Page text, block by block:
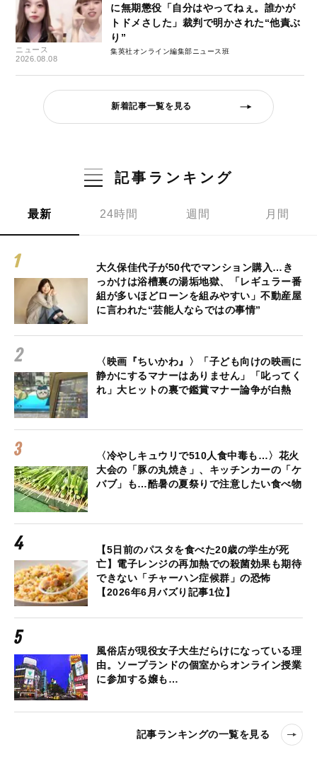
ニュース
2026.08.08
に無期懲役「自分はやってねぇ。誰かが
トドメさした」裁判で明かされた“他責ぶ
り”
集英社オンライン編集部ニュース班
新着記事一覧を見る
記事ランキング
最新 24時間 週間 月間
大久保佳代子が50代でマンション購入…き
っかけは浴槽裏の湯垢地獄、「レギュラー番
組が多いほどローンを組みやすい」不動産屋
に言われた“芸能人ならではの事情”
〈映画『ちいかわ』〉「子ども向けの映画に
静かにするマナーはありません」「叱ってく
れ」大ヒットの裏で鑑賞マナー論争が白熱
〈冷やしキュウリで510人食中毒も…〉花火
大会の「豚の丸焼き」、キッチンカーの「ケ
バブ」も…酷暑の夏祭りで注意したい食べ物
【5日前のパスタを食べた20歳の学生が死
亡】電子レンジの再加熱での殺菌効果も期待
できない「チャーハン症候群」の恐怖
【2026年6月バズり記事1位】
風俗店が現役女子大生だらけになっている理
由。ソープランドの個室からオンライン授業
に参加する嬢も…
記事ランキングの一覧を見る